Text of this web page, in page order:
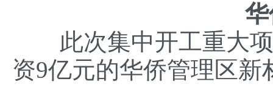
此次集中开工重大项
资9亿元的华侨管理区新